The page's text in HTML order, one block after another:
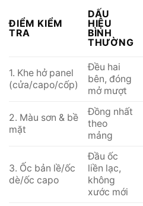
ĐIỂM KIỂM
TRA
DẤU
HIỆU
BÌNH
THƯỜNG
1. Khe hở panel
(cửa/capo/cốp)
Đều hai
bên, đóng
mở mượt
2. Màu sơn & bề
mặt
Đồng nhất
theo
mảng
3. Ốc bản lề/ốc
dè/ốc capo
Đầu ốc
liền lạc,
không
xước mới